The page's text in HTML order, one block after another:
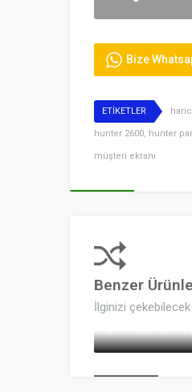
Bize
ETİKETLER
hunter 2600, hunter
müşteri ekranı
Benzer
İlginizi